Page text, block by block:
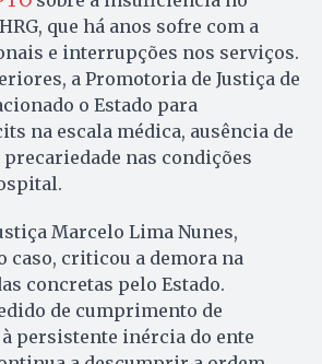
que há anos sofre com a
e interrupções nos serviços.
a Promotoria de Justiça de
o Estado para
na escala médica, ausência de
nas condições
Marcelo Lima Nunes,
caso, criticou a demora na
concretas pelo Estado.
de cumprimento de
persistente inércia do ente